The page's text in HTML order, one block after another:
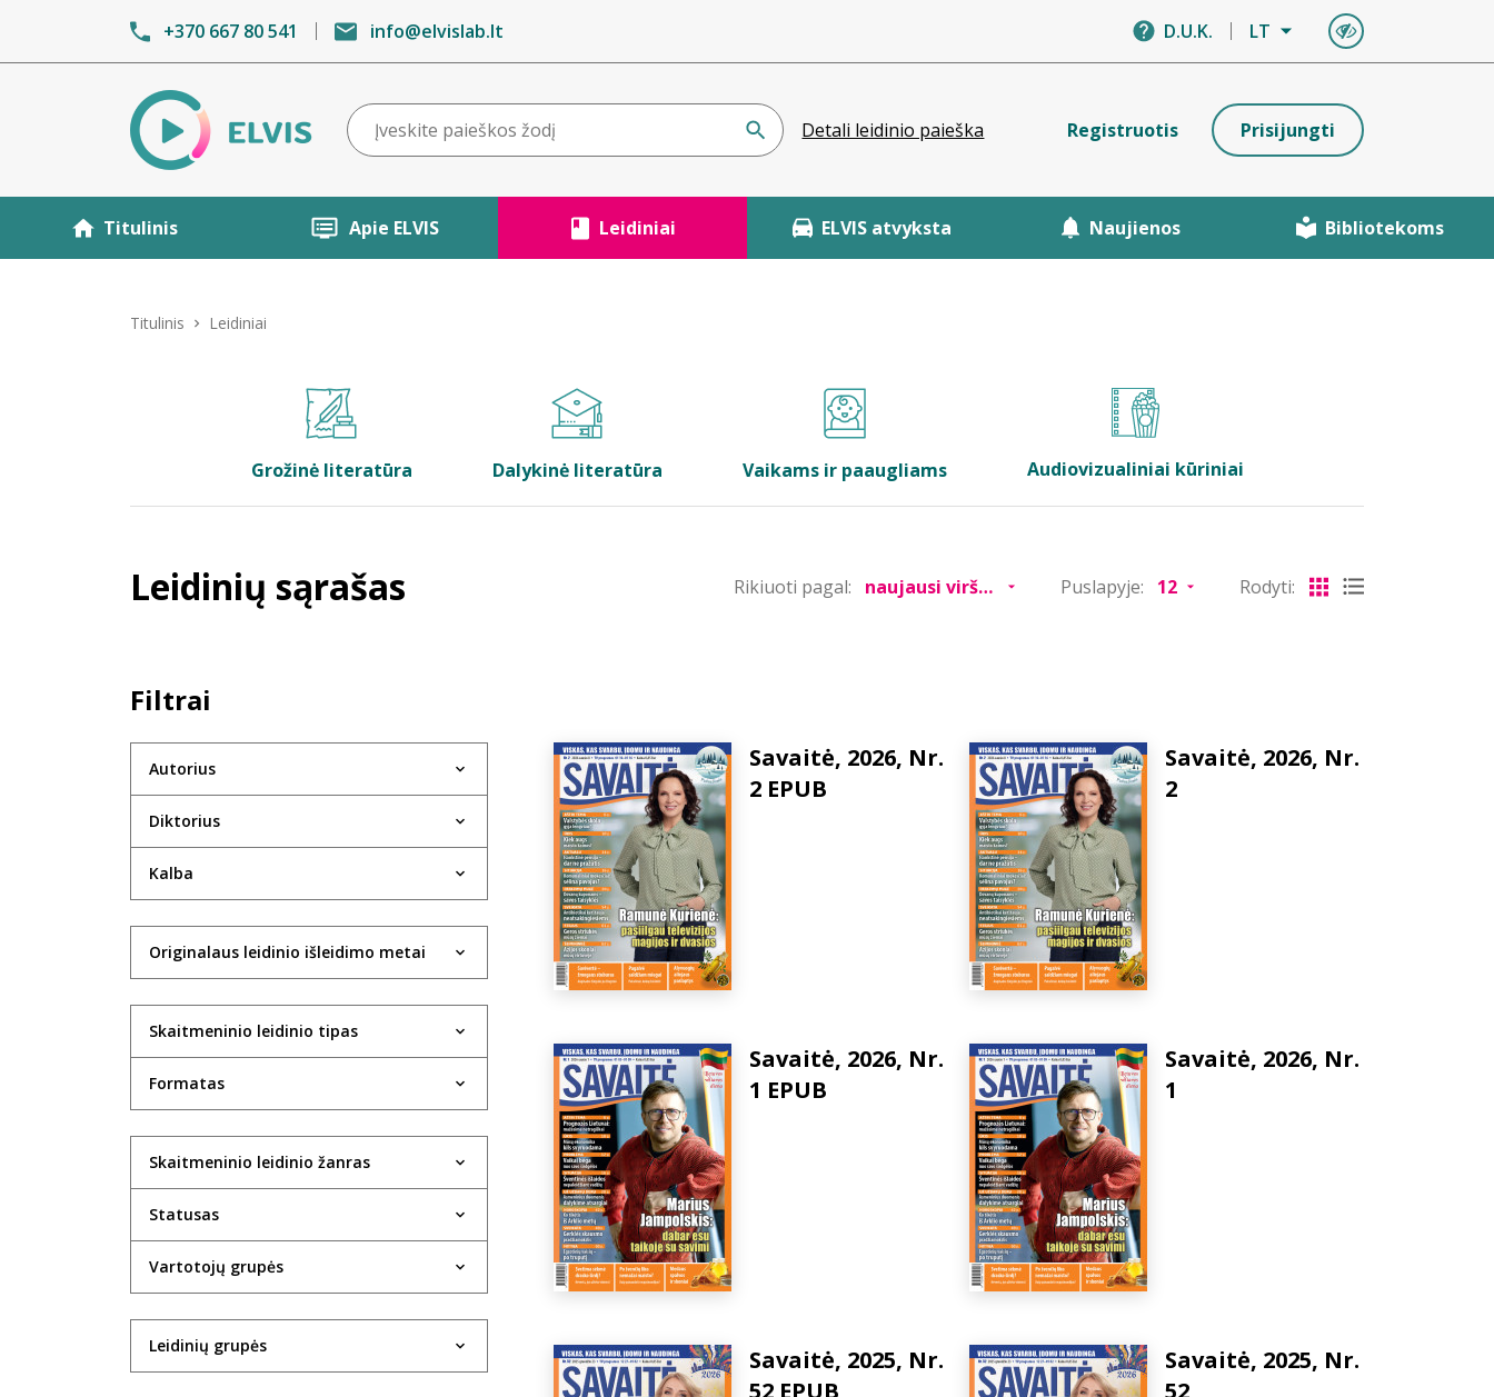
+370 667 80 541 info@elvislab.lt D.U.K. LT
Detali leidinio paieška Registruotis Prisijungti
Titulinis Apie ELVIS Leidiniai ELVIS atvyksta Naujienos Bibliotekoms
Titulinis Leidiniai
Grožinė literatūra Dalykinė literatūra Vaikams ir paaugliams Audiovizualiniai kūriniai
Leidinių sąrašas Rikiuoti pagal: Puslapyje: Rodyti:
Filtrai
Autorius
Diktorius
Kalba
Originalaus leidinio išleidimo metai
Skaitmeninio leidinio tipas
Formatas
Skaitmeninio leidinio žanras
Statusas
Vartotojų grupės
Leidinių grupės
Savaitė, 2026, Nr.
2 EPUB
Savaitė, 2026, Nr.
2
Savaitė, 2026, Nr.
1 EPUB
Savaitė, 2026, Nr.
1
Savaitė, 2025, Nr.
52 EPUB
Savaitė, 2025, Nr.
52